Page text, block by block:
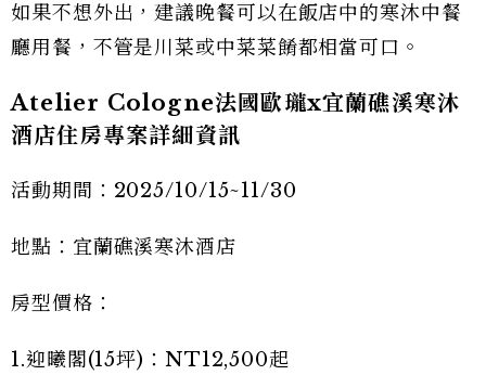
如果不想外出，建議晚餐可以在飯店中的寒沐中餐
廳用餐，不管是川菜或中菜菜餚都相當可口。
Atelier Cologne法國歐瓏x宜蘭礁溪寒沐
酒店住房專案詳細資訊
活動期間：2025/10/15~11/30
地點：宜蘭礁溪寒沐酒店
房型價格：
1.迎曦閣(15坪)：NT12,500起